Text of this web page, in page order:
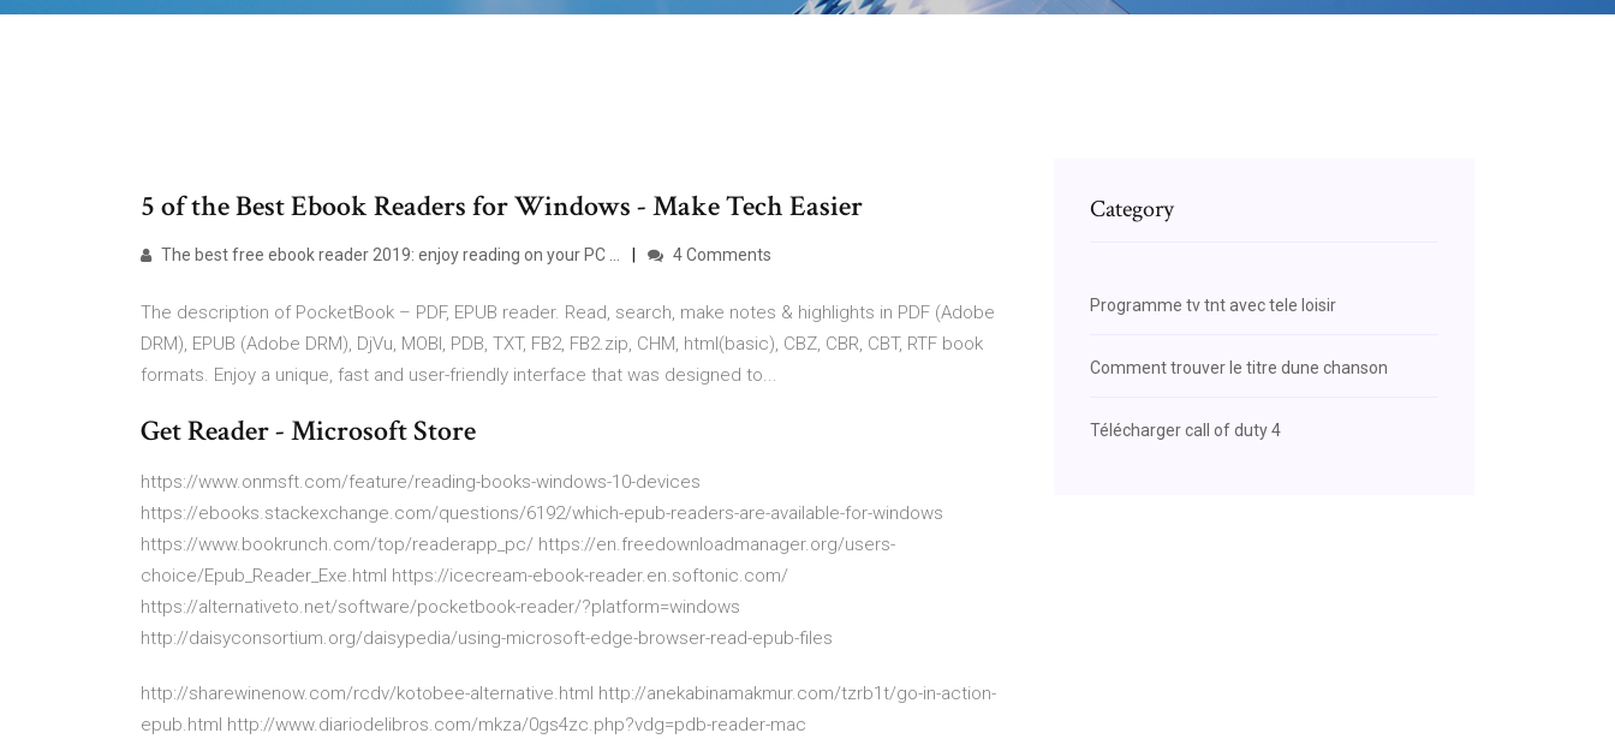
5 of the Best Ebook Readers for Windows - Make Tech Easier
The best free ebook reader 2019: enjoy reading on your PC ... 4 Comments
The description of PocketBook – PDF, EPUB reader. Read, search, make notes & highlights in PDF (Adobe
DRM), EPUB (Adobe DRM), DjVu, MOBI, PDB, TXT, FB2, FB2.zip, CHM, html(basic), CBZ, CBR, СBT, RTF book
formats. Enjoy a unique, fast and user-friendly interface that was designed to...
Get Reader - Microsoft Store
https://www.onmsft.com/feature/reading-books-windows-10-devices
https://ebooks.stackexchange.com/questions/6192/which-epub-readers-are-available-for-windows
https://www.bookrunch.com/top/readerapp_pc/ https://en.freedownloadmanager.org/users-
choice/Epub_Reader_Exe.html https://icecream-ebook-reader.en.softonic.com/
https://alternativeto.net/software/pocketbook-reader/?platform=windows
http://daisyconsortium.org/daisypedia/using-microsoft-edge-browser-read-epub-files
http://sharewinenow.com/rcdv/kotobee-alternative.html http://anekabinamakmur.com/tzrb1t/go-in-action-
epub.html http://www.diariodelibros.com/mkza/0gs4zc.php?vdg=pdb-reader-mac
Category
Programme tv tnt avec tele loisir
Comment trouver le titre dune chanson
Télécharger call of duty 4